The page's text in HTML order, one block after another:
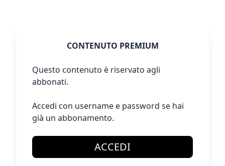
CONTENUTO PREMIUM
Questo contenuto è riservato agli
abbonati.
Accedi con username e password se hai
già un abbonamento.
ACCEDI